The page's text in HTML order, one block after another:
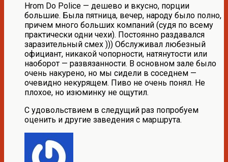
Hrom Do Police — дешево и вкусно, порции
большие. Была пятница, вечер, народу было полно,
причем много больших компаний (судя по всему
практически одни чехи). Постоянно раздавался
заразительный смех ))) Обслуживал любезный
официант, никакой чопорности, натянутости или
наоборот — развязанности. В основном зале было
очень накурено, но мы сидели в соседнем —
очевидно некурящем. Пиво не очень понял. Не
плохое, но изюминку не ощутил.
С удовольствием в следущий раз попробуем
оценить и другие заведения с маршрута.